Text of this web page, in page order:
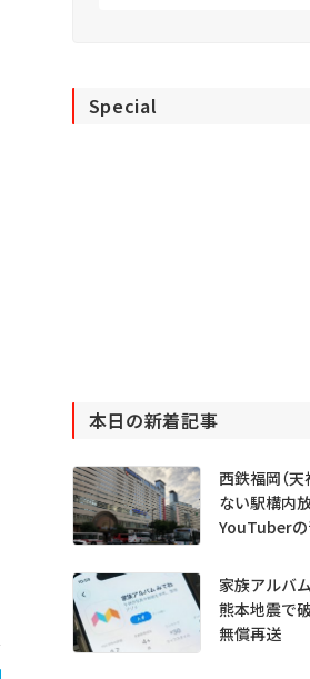
Special
本日の新着記事
西鉄福岡（
ない駅構内
YouTuberの
家族アルバム
熊本地震で
無償再送